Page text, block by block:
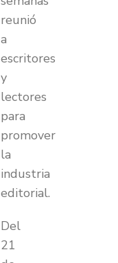
reunió
a
escritores
y
lectores
para
promover
la
industria
editorial.
Del
21